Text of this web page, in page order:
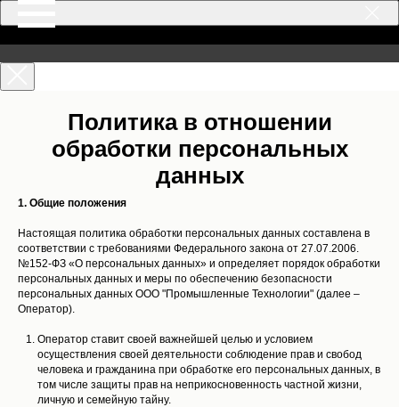
Политика в отношении
обработки персональных
данных
1. Общие положения
Настоящая политика обработки персональных данных составлена в
соответствии с требованиями Федерального закона от 27.07.2006.
№152-ФЗ «О персональных данных» и определяет порядок обработки
персональных данных и меры по обеспечению безопасности
персональных данных ООО "Промышленные Технологии" (далее –
Оператор).
Оператор ставит своей важнейшей целью и условием
осуществления своей деятельности соблюдение прав и свобод
человека и гражданина при обработке его персональных данных, в
том числе защиты прав на неприкосновенность частной жизни,
личную и семейную тайну.